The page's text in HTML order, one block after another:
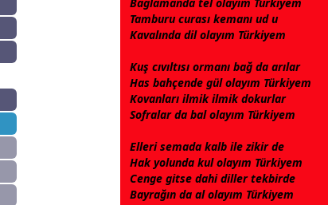
Tamburu curası kemanı ud u
Kavalında dil olayım Türkiyem
Kuş cıvıltısı ormanı bağ da arılar
Has bahçende gülolayım Türkiyem
Kovanları ilmik ilmik dokurlar
Sofralar da bal olayım Türkiyem
Elleri semada kalb ile zikir de
Hak yolunda kul olayım Türkiyem
Cenge gitse dahi diller tekbirde
Bayrağın da al olayım Türkiyem